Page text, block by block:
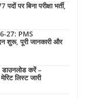
बिना परीक्षा भर्ती,
27: PMS
पूरी जानकारी और
करें –
लिस्ट जारी